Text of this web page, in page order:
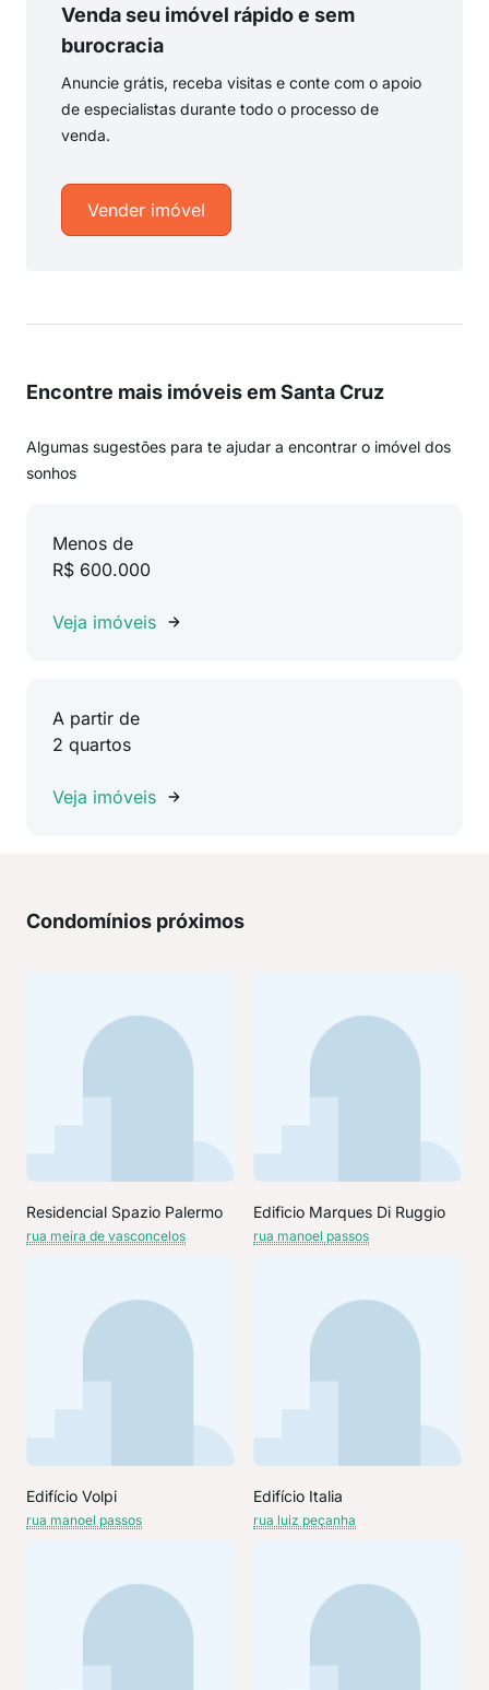
Venda seu imóvel rápido e sem
burocracia
Anuncie grátis, receba visitas e conte com o apoio
de especialistas durante todo o processo de
venda.
Vender imóvel
Encontre mais imóveis em Santa Cruz
Algumas sugestões para te ajudar a encontrar o imóvel dos
sonhos
Menos de
R$ 600.000
Veja imóveis
A partir de
2 quartos
Veja imóveis
Condomínios próximos
Residencial Spazio Palermo
rua meira de vasconcelos
Edificio Marques Di Ruggio
rua manoel passos
Edifício Volpi
rua manoel passos
Edifício Italia
rua luiz peçanha